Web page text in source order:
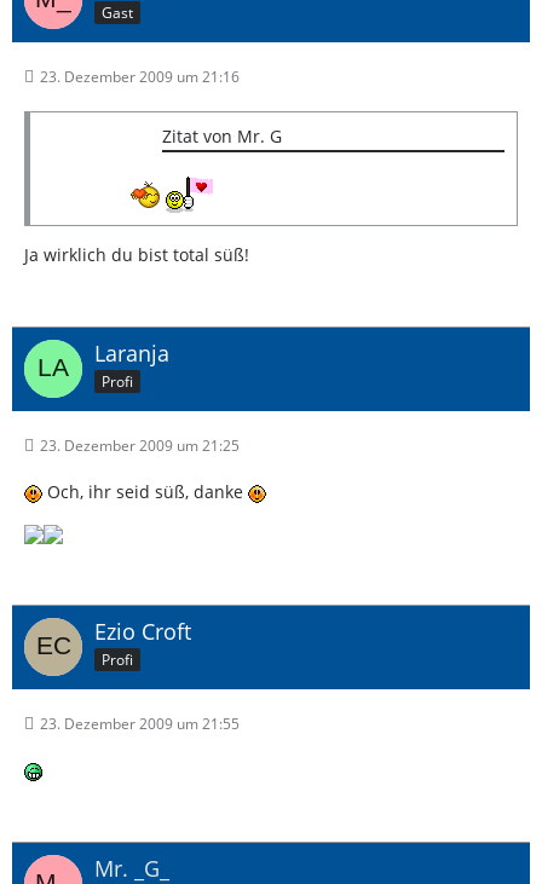
Gast
23. Dezember 2009 um 21:16
Zitat von Mr. G
Ja wirklich du bist total süß!
Laranja
Profi
23. Dezember 2009 um 21:25
Och, ihr seid süß, danke
Ezio Croft
Profi
23. Dezember 2009 um 21:55
Mr. _G_